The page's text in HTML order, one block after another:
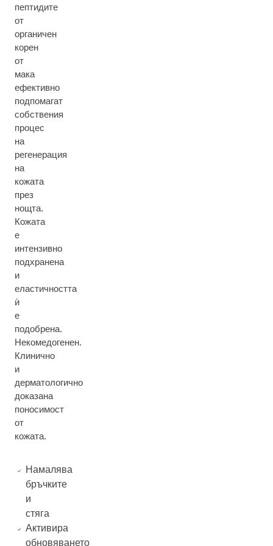
пептидите
от
органичен
корен
от
мака
ефективно
подпомагат
собствения
процес
на
регенерация
на
кожата
през
нощта.
Кожата
е
интензивно
подхранена
и
еластичността
ѝ
е
подобрена.
Некомедогенен.
Клинично
и
дерматологично
доказана
поносимост
от
кожата.
Намалява
бръчките
и
стяга
Активира
обновяването